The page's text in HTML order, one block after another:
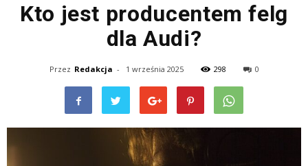
Kto jest producentem felg
dla Audi?
Przez Redakcja - 1 września 2025 298 0